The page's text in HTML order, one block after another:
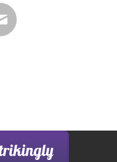
しましょう！